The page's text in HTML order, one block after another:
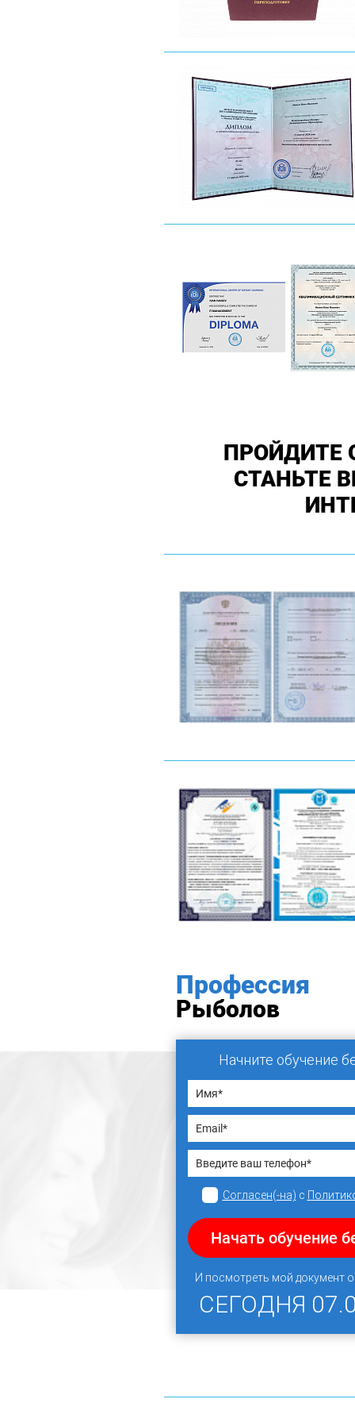
ПРОЙДИТЕ
СТАНЬТЕ
Профессия
Рыболов
Начните обучение
Согласен(-на) с
Начать обучение
И посмотреть мой документ
СЕГОДНЯ